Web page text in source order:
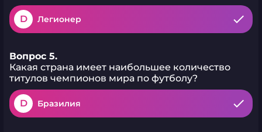
D Легионер
Вопрос 5.
Какая страна имеет наибольшее количество
титулов чемпионов мира по футболу?
D Бразилия